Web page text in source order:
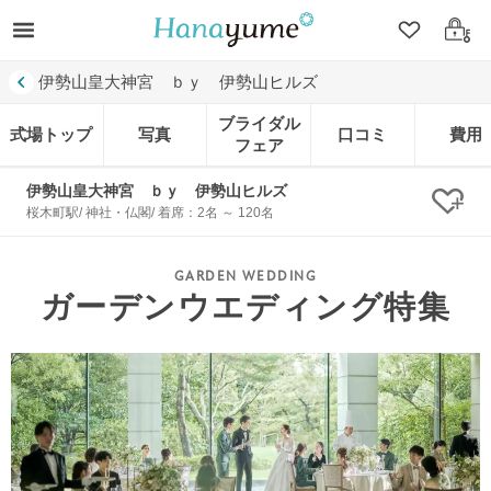
クリップ
ログ
伊勢山皇大神宮 ｂｙ 伊勢山ヒルズ
式場トップ 写真
ブライダル
フェア
口コミ 費用
伊勢山皇大神宮 ｂｙ 伊勢山ヒルズ
桜木町駅/ 神社・仏閣/ 着席：2名 ～ 120名 ク
ガーデンウエディング特集